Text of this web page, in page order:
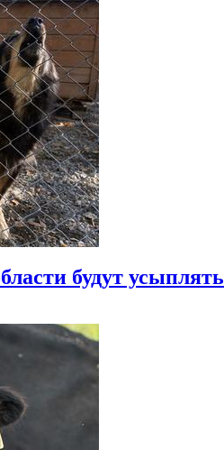
будут усыплять